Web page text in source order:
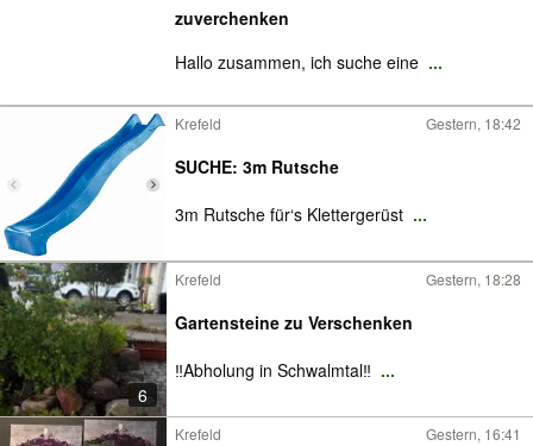
zuverchenken
Hallo zusammen, ich suche eine ...
Krefeld Gestern, 18:42
SUCHE: 3m Rutsche
3m Rutsche für‘s Klettergerüst ...
6
Krefeld Gestern, 18:28
Gartensteine zu Verschenken
‼️Abholung in Schwalmtal‼️ ...
Krefeld Gestern, 16:41